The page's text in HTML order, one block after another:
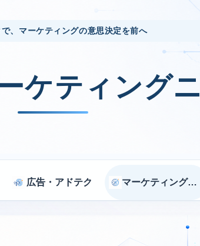
、マーケティングの意思決定を前へ
ケティング
広告・アドテク マーケティング戦略